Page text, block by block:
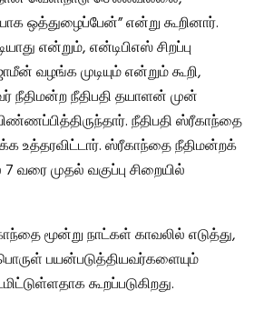
ஒத்துழைப்பேன்” என்று கூறினார்.
என்றும், என்டிபிஎஸ் சிறப்பு
வழங்க முடியும் என்றும் கூறி,
நீதிமன்ற நீதிபதி தயாளன் முன்
நீதிபதி ஸ்ரீகாந்தை
உத்தரவிட்டார். ஸ்ரீகாந்தை நீதிமன்றக்
முதல் வகுப்பு சிறையில்
மூன்று நாட்கள் காவலில் எடுத்து,
பயன்படுத்தியவர்களையும்
கூறப்படுகிறது.